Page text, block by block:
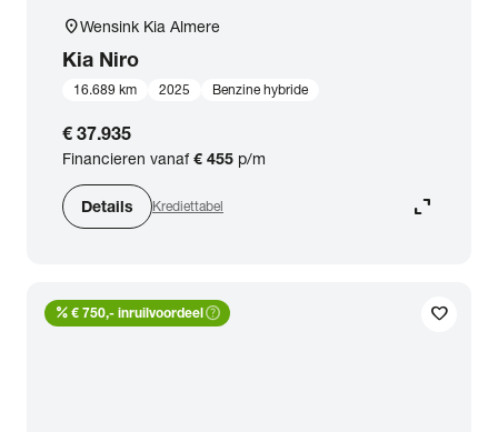
location_onWensink Kia Almere
Kia Niro
16.689 km 2025 Benzine hybride
€ 37.935
Financieren vanaf€ 455 p/m
Details Krediettabel expand_content
favorite
percent € 750,- inruilvoordeelhelp_outline